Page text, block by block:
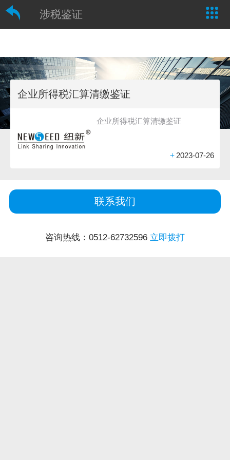
涉税鉴证
企业所得税汇算清缴鉴证
企业所得税汇算清缴鉴证
+ 2023-07-26
联系我们
咨询热线：0512-62732596 立即拨打